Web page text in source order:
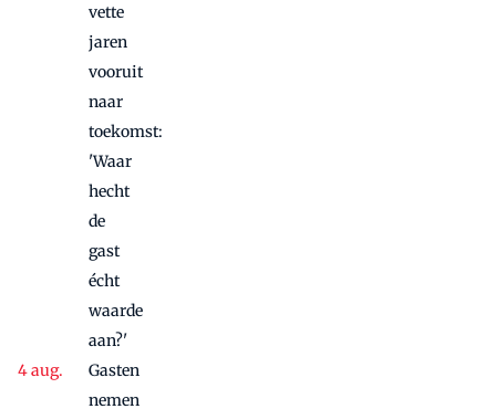
vette
jaren
vooruit
naar
toekomst:
'Waar
hecht
de
gast
écht
waarde
aan?'
Gasten
nemen